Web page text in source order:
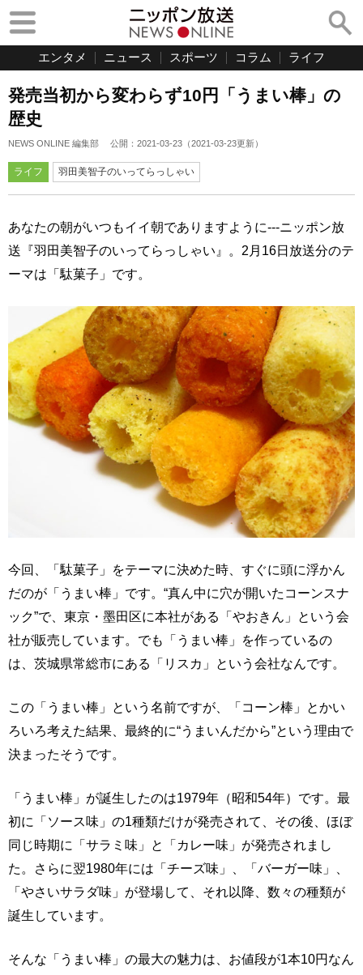
エンタメ ニュース スポーツ コラム ライフ
発売当初から変わらず10円「うまい棒」の
歴史
NEWS ONLINE 編集部 公開： 2021-03-23 （2021-03-23更新）
ライフ 羽田美智子のいってらっしゃい
あなたの朝がいつもイイ朝でありますように---ニッポン放
送『羽田美智子のいってらっしゃい』。2月16日放送分のテ
ーマは「駄菓子」です。
今回、「駄菓子」をテーマに決めた時、すぐに頭に浮かん
だのが「うまい棒」です。“真ん中に穴が開いたコーンスナ
ック”で、東京・墨田区に本社がある「やおきん」という会
社が販売しています。でも「うまい棒」を作っているの
は、茨城県常総市にある「リスカ」という会社なんです。
この「うまい棒」という名前ですが、「コーン棒」とかい
ろいろ考えた結果、最終的に“うまいんだから”という理由で
決まったそうです。
「うまい棒」が誕生したのは1979年（昭和54年）です。最
初に「ソース味」の1種類だけが発売されて、その後、ほぼ
同じ時期に「サラミ味」と「カレー味」が発売されまし
た。さらに翌1980年には「チーズ味」、「バーガー味」、
「やさいサラダ味」が登場して、それ以降、数々の種類が
誕生しています。
そんな「うまい棒」の最大の魅力は、お値段が1本10円なん